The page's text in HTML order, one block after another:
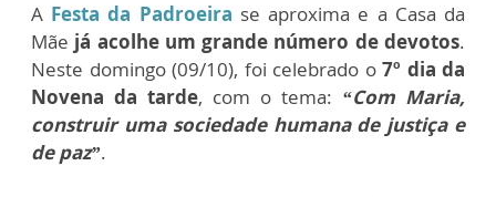
A Festa da Padroeira se aproxima e a Casa da
Mãe já acolhe um grande número de devotos.
Neste domingo (09/10), foi celebrado o 7º dia da
Novena da tarde, com o tema: “Com Maria,
construir uma sociedade humana de justiça e
de paz”.